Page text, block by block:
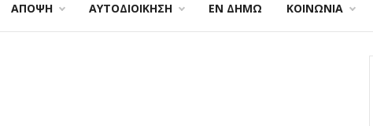
ΑΠΟΨΗ ΑΥΤΟΔΙΟΙΚΗΣΗ ΕΝ ΔΗΜΩ ΚΟΙΝΩΝΙΑ